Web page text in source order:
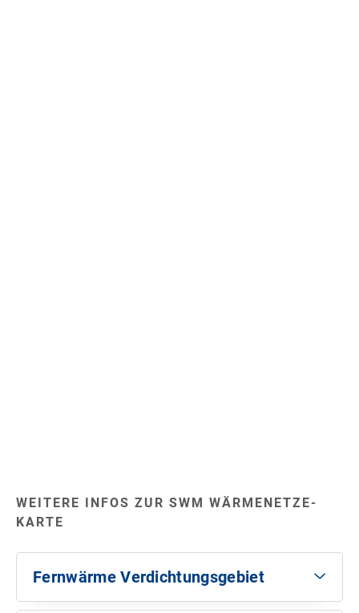
WEITERE INFOS ZUR SWM WÄRMENETZE-
KARTE
Fernwärme Verdichtungsgebiet
Das Fernwärme Verdichtungsgebiet hat eine